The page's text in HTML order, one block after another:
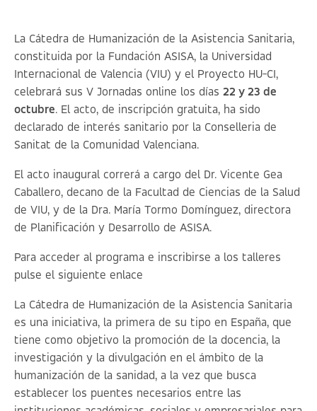
La Cátedra de Humanización de la Asistencia Sanitaria,
constituida por la Fundación ASISA, la Universidad
Internacional de Valencia (VIU) y el Proyecto HU-CI,
celebrará sus V Jornadas online los días 22 y 23 de
octubre. El acto, de inscripción gratuita, ha sido
declarado de interés sanitario por la Conselleria de
Sanitat de la Comunidad Valenciana.
El acto inaugural correrá a cargo del Dr. Vicente Gea
Caballero, decano de la Facultad de Ciencias de la Salud
de VIU, y de la Dra. María Tormo Domínguez, directora
de Planificación y Desarrollo de ASISA.
Para acceder al programa e inscribirse a los talleres
pulse el siguiente enlace
La Cátedra de Humanización de la Asistencia Sanitaria
es una iniciativa, la primera de su tipo en España, que
tiene como objetivo la promoción de la docencia, la
investigación y la divulgación en el ámbito de la
humanización de la sanidad, a la vez que busca
establecer los puentes necesarios entre las